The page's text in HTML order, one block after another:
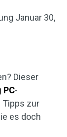
Januar 30,
Dieser
PC-
Tipps zur
es doch